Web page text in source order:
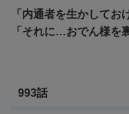
「内通者を生かしてお
「それに…おでん様を
993話